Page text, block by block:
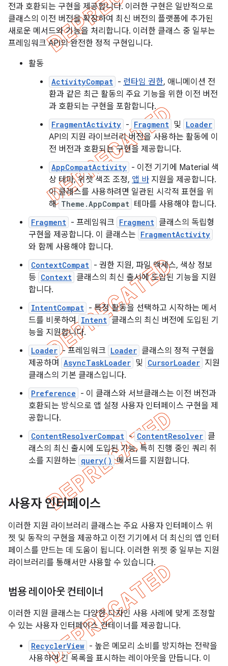
전과 호환되는 구현을 제공합니다. 이러한 구현은 일반적으로
클래스의 이전 버전을 확장하여 최신 버전의 플랫폼에 추가된
새로운 메서드와 기능을 처리합니다. 이러한 클래스 중 일부는
프레임워크 API의 완전한 정적 구현입니다.
활동
ActivityCompat - 런타임 권한, 애니메이션 전
환과 같은 최근 활동의 주요 기능을 위한 이전 버전
과 호환되는 구현을 포함합니다.
FragmentActivity - Fragment 및 Loader
API의 지원 라이브러리 버전을 사용하는 활동에 이
전 버전과 호환되는 구현을 제공합니다.
AppCompatActivity - 이전 기기에 Material 색
상 테마, 위젯 색조 조정, 앱 바 지원을 제공합니다.
이 클래스를 사용하려면 일관된 시각적 표현을 위
해 Theme.AppCompat 테마를 사용해야 합니다.
Fragment - 프레임워크 Fragment 클래스의 독립형
구현을 제공합니다. 이 클래스는 FragmentActivity
와 함께 사용해야 합니다.
ContextCompat - 권한 지원, 파일 액세스, 색상 정보
등 Context 클래스의 최신 출시에 도입된 기능을 지원
합니다.
IntentCompat - 특정 활동을 선택하고 시작하는 메서
드를 비롯하여 Intent 클래스의 최신 버전에 도입된 기
능을 지원합니다.
Loader - 프레임워크 Loader 클래스의 정적 구현을
제공하며
AsyncTaskLoader 및 CursorLoader 지원
클래스의 기본 클래스입니다.
Preference - 이 클래스와 서브클래스는 이전 버전과
호환되는 방식으로 앱 설정 사용자 인터페이스 구현을 제
공합니다.
ContentResolverCompat - ContentResolver 클
래스의 최신 출시에 도입된 기능, 특히 진행 중인 쿼리 취
소를 지원하는 query() 메서드를 지원합니다.
사용자 인터페이스
이러한 지원 라이브러리 클래스는 주요 사용자 인터페이스 위
젯 및 동작의 구현을 제공하고 이전 기기에서 더 최신의 앱 인터
페이스를 만드는 데 도움이 됩니다. 이러한 위젯 중 일부는 지원
라이브러리를 통해서만 사용할 수 있습니다.
범용 레이아웃 컨테이너
이러한 지원 클래스는 다양한 디자인 사용 사례에 맞게 조정할
수 있는 사용자 인터페이스 컨테이너를 제공합니다.
RecyclerView - 높은 메모리 소비를 방지하는 전략을
사용하여 긴 목록을 표시하는 레이아웃을 만듭니다. 이